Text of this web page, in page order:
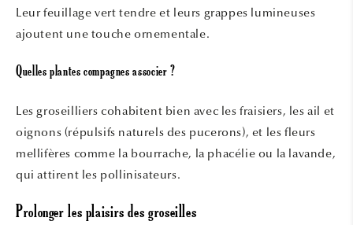
Leur feuillage vert tendre et leurs grappes lumineuses
ajoutent une touche ornementale.
Quelles plantes compagnes associer ?
Les groseilliers cohabitent bien avec les fraisiers, les ail et
oignons (répulsifs naturels des pucerons), et les fleurs
mellifères comme la bourrache, la phacélie ou la lavande,
qui attirent les pollinisateurs.
Prolonger les plaisirs des groseilles